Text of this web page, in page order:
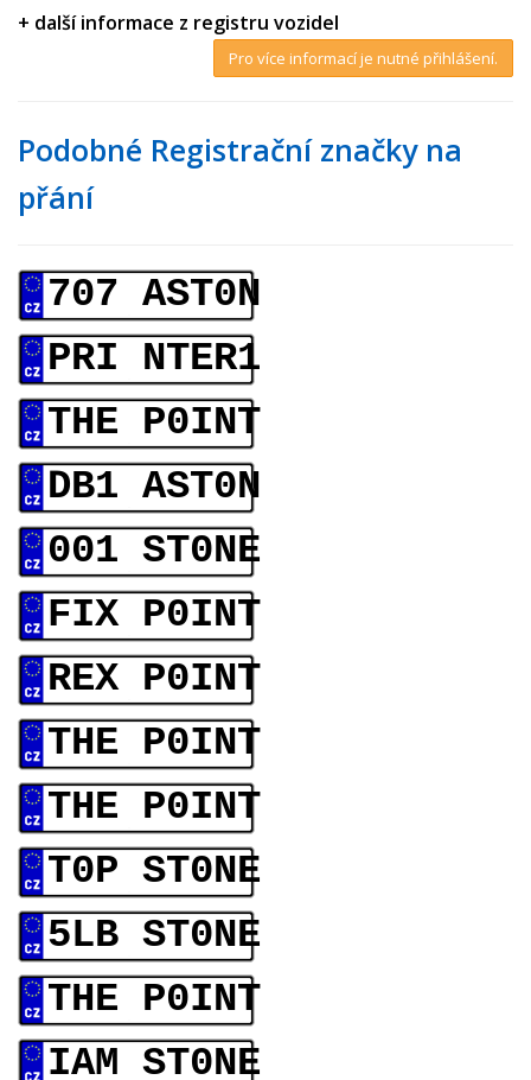
+ další informace z registru vozidel
Pro více informací je nutné přihlášení.
Podobné Registrační značky na
přání
707 AST0N
PRI NTER1
THE P0INT
DB1 AST0N
001 ST0NE
FIX P0INT
REX P0INT
THE P0INT
THE P0INT
T0P ST0NE
5LB ST0NE
THE P0INT
IAM ST0NE